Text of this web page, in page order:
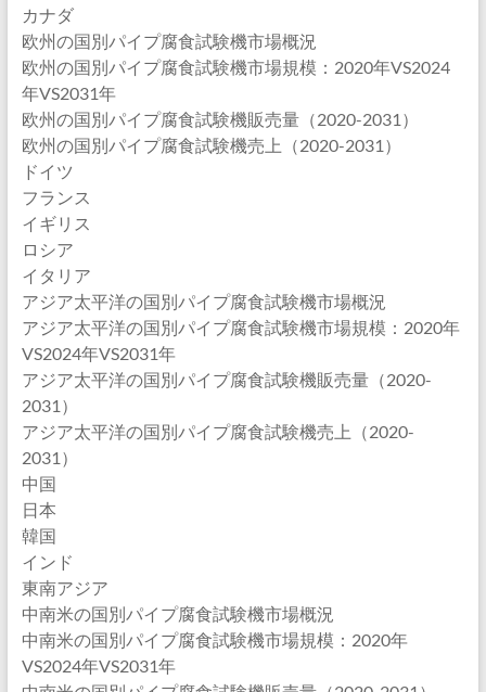
カナダ
欧州の国別パイプ腐食試験機市場概況
欧州の国別パイプ腐食試験機市場規模：2020年VS2024
年VS2031年
欧州の国別パイプ腐食試験機販売量（2020-2031）
欧州の国別パイプ腐食試験機売上（2020-2031）
ドイツ
フランス
イギリス
ロシア
イタリア
アジア太平洋の国別パイプ腐食試験機市場概況
アジア太平洋の国別パイプ腐食試験機市場規模：2020年
VS2024年VS2031年
アジア太平洋の国別パイプ腐食試験機販売量（2020-
2031）
アジア太平洋の国別パイプ腐食試験機売上（2020-
2031）
中国
日本
韓国
インド
東南アジア
中南米の国別パイプ腐食試験機市場概況
中南米の国別パイプ腐食試験機市場規模：2020年
VS2024年VS2031年